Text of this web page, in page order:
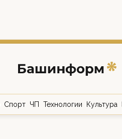
Спорт ЧП Технологии Культура